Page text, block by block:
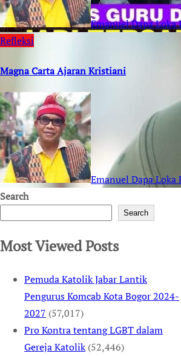
Emanuel Dapa Loka
Refleksi
Magna Carta Ajaran Kristiani
Emanuel Dapa Loka
Search
Search
Most Viewed Posts
Pemuda Katolik Jabar Lantik
Pengurus Komcab Kota Bogor 2024-
2027 (57,017)
Pro Kontra tentang LGBT dalam
Gereja Katolik (52,446)